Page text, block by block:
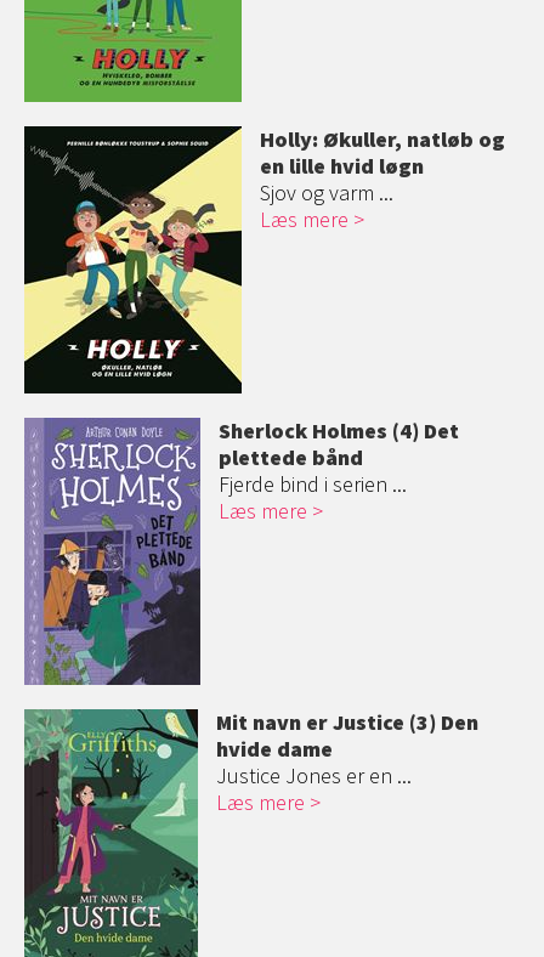
Holly: Økuller, natløb og
en lille hvid løgn
Sjov og varm ...
Læs mere
Sherlock Holmes (4) Det
plettede bånd
Fjerde bind i serien ...
Læs mere
Mit navn er Justice (3) Den
hvide dame
Justice Jones er en ...
Læs mere